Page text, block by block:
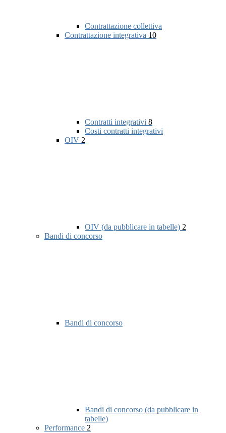
Contrattazione collettiva
Contrattazione integrativa 10
Contratti integrativi 8
Costi contratti integrativi
OIV 2
OIV (da pubblicare in tabelle) 2
Bandi di concorso
Bandi di concorso
Bandi di concorso (da pubblicare in
tabelle)
Performance 2